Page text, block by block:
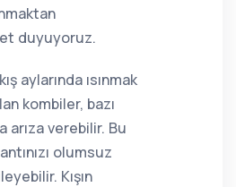
duyuyoruz.
aylarında ısınmak
kombiler, bazı
arıza verebilir. Bu
olumsuz
Kışın